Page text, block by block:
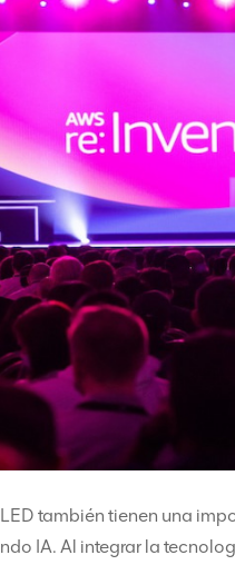
también tienen una
IA. Al integrar la